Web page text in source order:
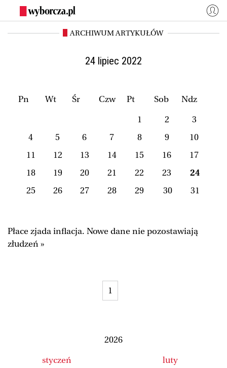
WYBORCZA.PL
Świat
Wyborcza.biz Co jest grane24
Magazyny BIQdata
Jutronauci Osiem Dziewięć
NASZE SERWISY
Duży Format Wysokie Obcasy
ARCHIWUM ARTYKUŁÓW
24 lipiec 2022
Pn Wt Śr Czw Pt Sob
Ndz
1
2
3
4
5 6 7 8 9
10
11
12 13 14 15 16
17
18
19 20 21 22 23
24
25
26 27 28 29 30 31
Płace zjada inflacja. Nowe dane nie pozostawiają
złudzeń »
1
2026
styczeń
luty